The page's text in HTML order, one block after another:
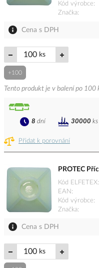
Kód výrobce
Značka
Cena s DPH
ks
+100
Tento produkt je v balení po 100
Přidat k porovnání
8 dní 30000 ks
PROTEC
Kód ELFETEX
EAN
Kód výrobce
Značka
Cena s DPH
ks